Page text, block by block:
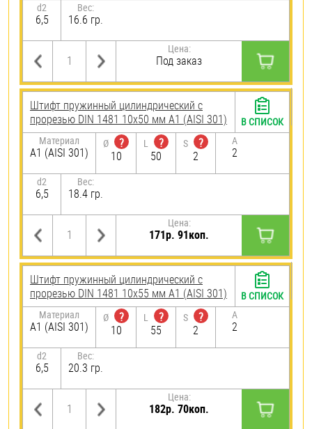
d2
6,5
Вес:
16.6 гр.
Цена:
Под заказ
Штифт пружинный цилиндрический с
прорезью DIN 1481 10х50 мм А1 (AISI 301)
Материал
А1 (AISI 301)
Ø
?
10
L
?
50
S
?
2
A
2
d2
6,5
Вес:
18.4 гр.
Цена:
171р. 91коп.
В СПИСОК
Штифт пружинный цилиндрический с
прорезью DIN 1481 10х55 мм А1 (AISI 301)
Материал
А1 (AISI 301)
Ø
?
10
L
?
55
S
?
2
A
2
d2
6,5
Вес:
20.3 гр.
Цена:
182р. 70коп.
В СПИСОК